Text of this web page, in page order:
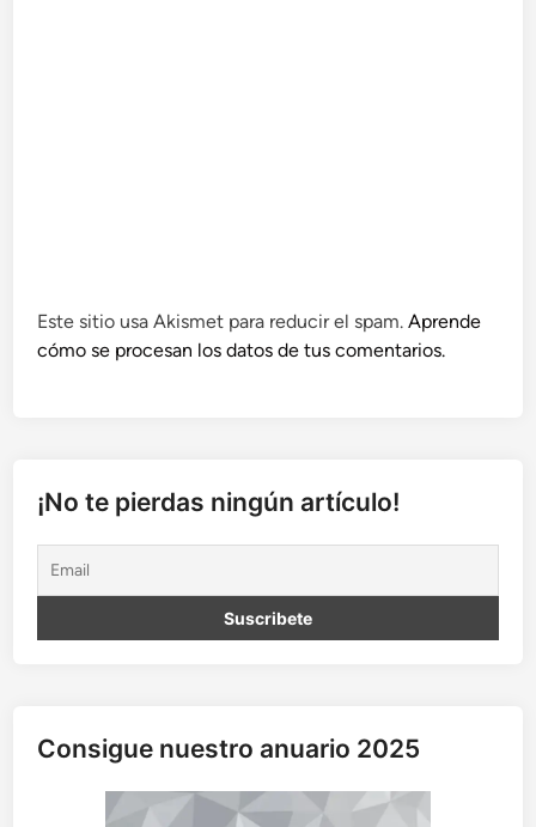
Este sitio usa Akismet para reducir el spam.Aprende
cómo se procesan los datos de tus comentarios.
¡No te pierdas ningún artículo!
Consigue nuestro anuario 2025